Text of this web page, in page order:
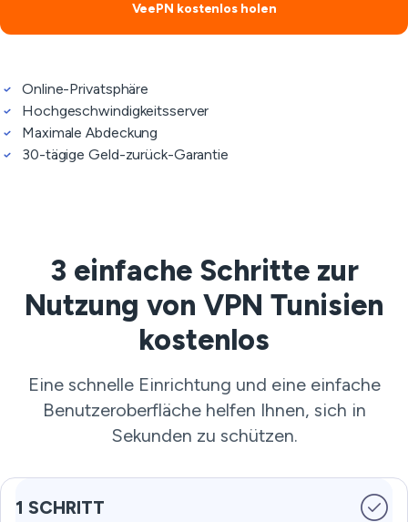
VeePN kostenlos holen
Online-Privatsphäre
Hochgeschwindigkeitsserver
Maximale Abdeckung
30-tägige Geld-zurück-Garantie
3 einfache Schritte zur
Nutzung von VPN Tunisien
kostenlos
Eine schnelle Einrichtung und eine einfache
Benutzeroberfläche helfen Ihnen, sich in
Sekunden zu schützen.
1 SCHRITT